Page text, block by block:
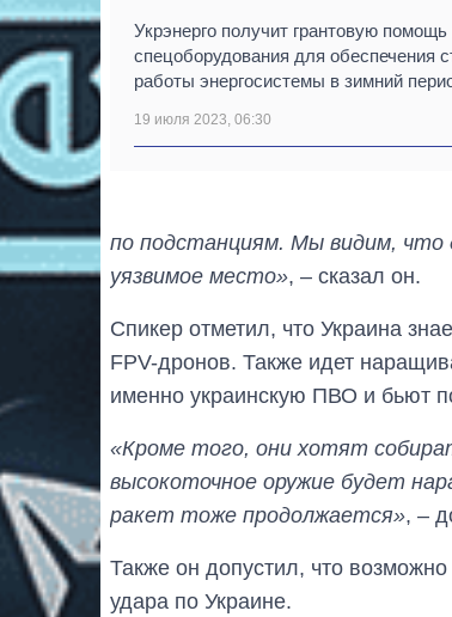
Укрэнерго получит грантовую помощь
спецоборудования для обеспечения
работы энергосистемы в зимний
19 июля 2023, 06:30
по подстанциям. Мы видим, что
уязвимое место», – сказал он.
Спикер отметил, что Украина
FPV-дронов. Также идет
именно украинскую ПВО и бьют
«Кроме того, они хотят
высокоточное оружие будет
ракет тоже продолжается», –
Также он допустил, что
удара по Украине.